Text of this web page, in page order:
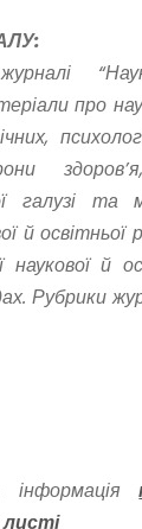
про
галузі та
й
наукової й
Рубрики
інформація